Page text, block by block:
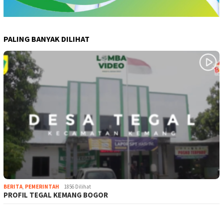
PALING BANYAK DILIHAT
BERITA, PEMERINTAH 1856 Dilihat
PROFIL TEGAL KEMANG BOGOR